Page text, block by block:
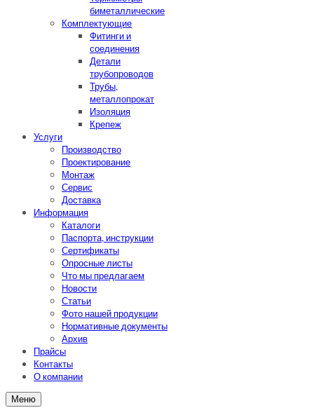
биметаллические
Комплектующие
Фитинги и
соединения
Детали
трубопроводов
Трубы,
металлопрокат
Изоляция
Крепеж
Услуги
Производство
Проектирование
Монтаж
Сервис
Доставка
Информация
Каталоги
Паспорта, инструкции
Сертификаты
Опросные листы
Что мы предлагаем
Новости
Статьи
Фото нашей продукции
Нормативные документы
Архив
Прайсы
Контакты
О компании
Меню